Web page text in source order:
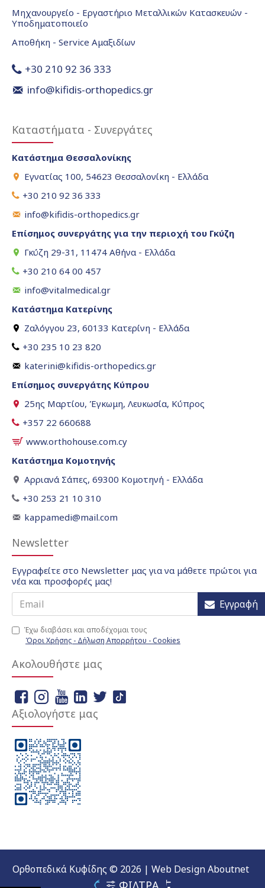
Μηχανουργείο - Εργαστήριο Μεταλλικών Κατασκευών -
Υποδηματοποιείο
Αποθήκη - Service Αμαξιδίων
+30 210 92 36 333
info@kifidis-orthopedics.gr
Καταστήματα - Συνεργάτες
Κατάστημα Θεσσαλονίκης
Εγνατίας 100, 54623 Θεσσαλονίκη - Ελλάδα
+30 210 92 36 333
info@kifidis-orthopedics.gr
Επίσημος συνεργάτης για την περιοχή του Γκύζη
Γκύζη 29-31, 11474 Αθήνα - Ελλάδα
+30 210 64 00 457
info@vitalmedical.gr
Κατάστημα Κατερίνης
Ζαλόγγου 23, 60133 Κατερίνη - Ελλάδα
+30 235 10 23 820
katerini@kifidis-orthopedics.gr
Επίσημος συνεργάτης Κύπρου
25ης Μαρτίου, Έγκωμη, Λευκωσία, Κύπρος
+357 22 660688
www.orthohouse.com.cy
Κατάστημα Κομοτηνής
Αρριανά Σάπες, 69300 Κομοτηνή - Ελλάδα
+30 253 21 10 310
kappamedi@mail.com
Newsletter
Εγγραφείτε στο Newsletter μας για να μάθετε πρώτοι για
νέα και προσφορές μας!
Εγγραφή
Έχω διαβάσει και αποδέχομαι τους
Όροι Χρήσης - Δήλωση Απορρήτου - Cookies
Ακολουθήστε μας
Αξιολογήστε μας
Ορθοπεδικά Κυφίδης © 2026 | Web Design Aboutnet
ΦΙΛΤΡΑ